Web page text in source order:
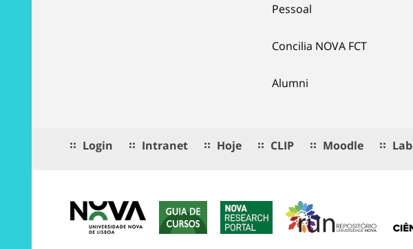
Pessoal
Concilia NOVA FCT
Alumni
Login Intranet Hoje CLIP Moodle